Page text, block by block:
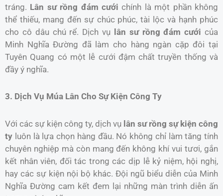
tráng. Lân sư rồng đám cưới chính là một phần không
thể thiếu, mang đến sự chúc phúc, tài lộc và hạnh phúc
cho cô dâu chú rể. Dịch vụ lân sư rồng đám cưới của
Minh Nghĩa Đường đã làm cho hàng ngàn cặp đôi tại
Tuyên Quang có một lễ cưới đậm chất truyền thống và
đầy ý nghĩa.
3. Dịch Vụ Múa Lân Cho Sự Kiện Công Ty
Với các sự kiện công ty, dịch vụ lân sư rồng sự kiện công
ty luôn là lựa chọn hàng đầu. Nó không chỉ làm tăng tính
chuyên nghiệp mà còn mang đến không khí vui tươi, gắn
kết nhân viên, đối tác trong các dịp lễ kỷ niệm, hội nghị,
hay các sự kiện nội bộ khác. Đội ngũ biểu diễn của Minh
Nghĩa Đường cam kết đem lại những màn trình diễn ấn